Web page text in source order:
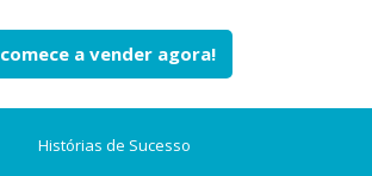
comece a vender agora!
Histórias de Sucesso